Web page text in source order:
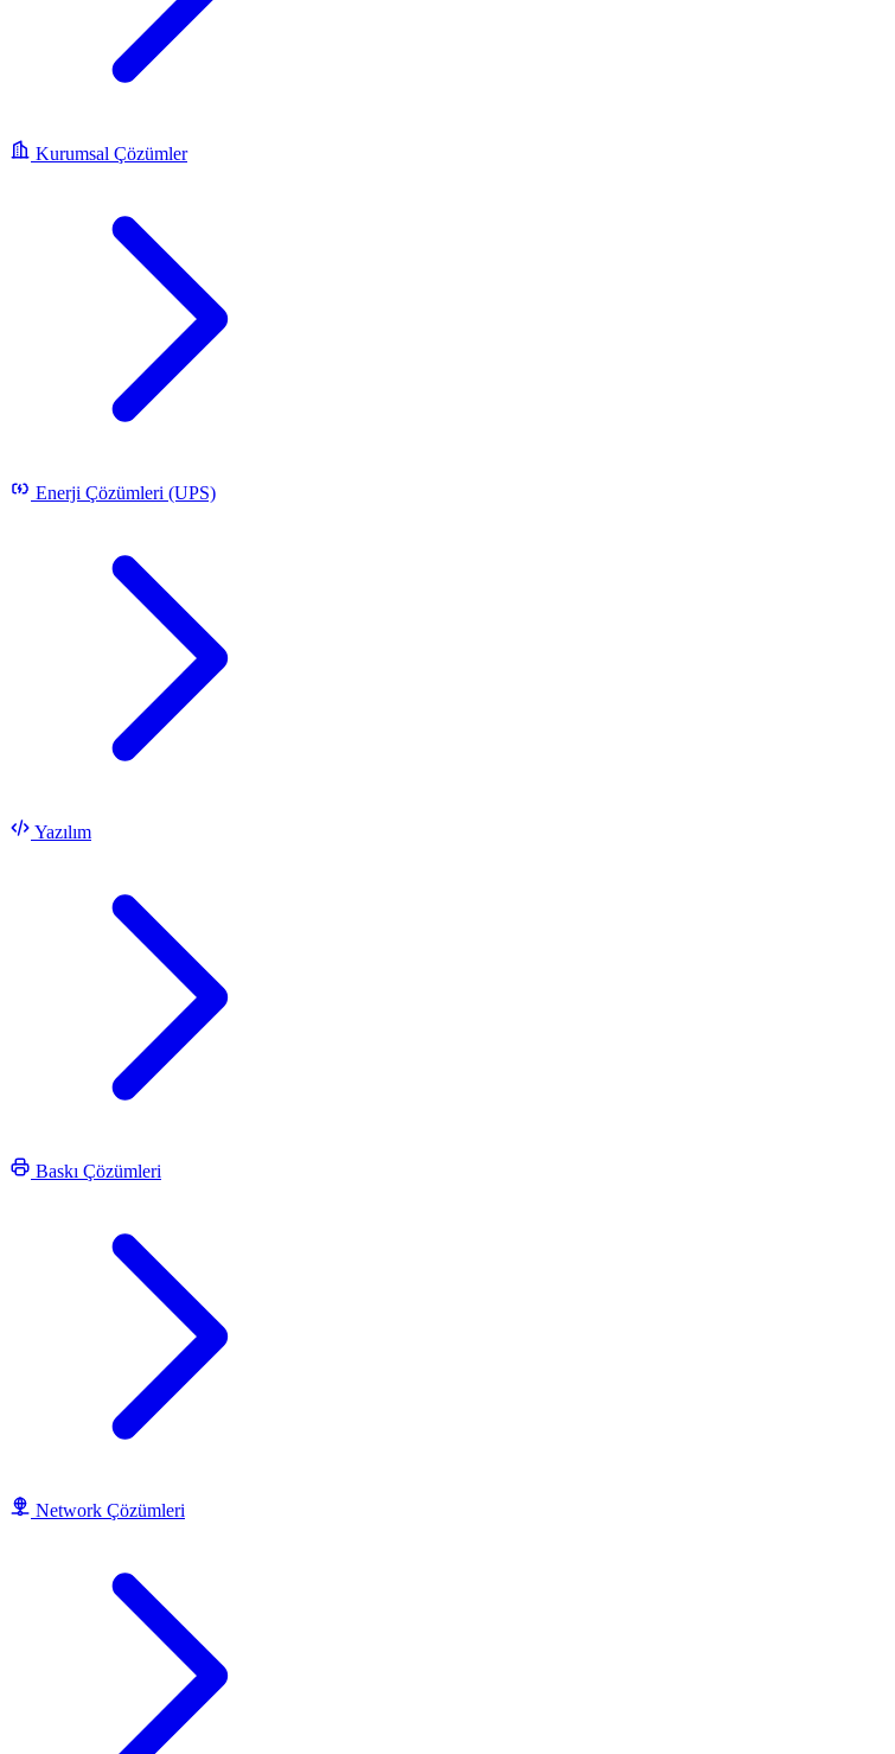
Kurumsal Çözümler
Enerji Çözümleri (UPS)
Yazılım
Baskı Çözümleri
Network Çözümleri